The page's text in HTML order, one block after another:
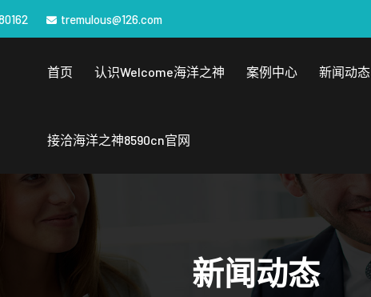
tremulous@126.com
首页 认识welcome海洋之神 案例中心 新闻动态
接洽海洋之神8590cn官网
新闻动态